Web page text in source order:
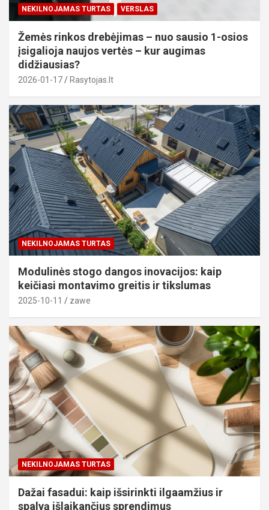
NEKILNOJAMAS TURTAS VERSLAS
Žemės rinkos drebėjimas – nuo sausio 1-osios
įsigalioja naujos vertės – kur augimas
didžiausias?
2026-01-17 Rasytojas.lt
NEKILNOJAMAS TURTAS
Modulinės stogo dangos inovacijos: kaip
keičiasi montavimo greitis ir tikslumas
2025-10-11 zawe
NEKILNOJAMAS TURTAS
Dažai fasadui: kaip išsirinkti ilgaamžius ir
spalvą išlaikančius sprendimus